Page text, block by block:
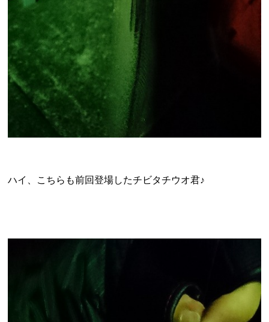
ハイ、こちらも前回登場したチビタチウオ君♪